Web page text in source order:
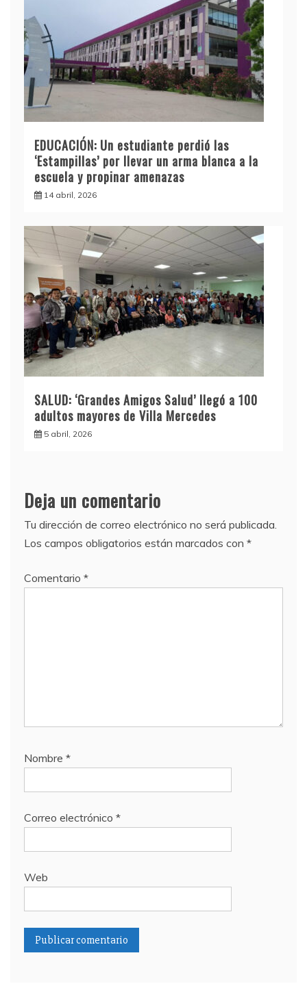
EDUCACIÓN: Un estudiante perdió las
‘Estampillas’ por llevar un arma blanca a la
escuela y propinar amenazas
14 abril, 2026
SALUD: ‘Grandes Amigos Salud’ llegó a 100
adultos mayores de Villa Mercedes
5 abril, 2026
Deja un comentario
Tu dirección de correo electrónico no será publicada.
Los campos obligatorios están marcados con *
Comentario *
Nombre *
Correo electrónico *
Web